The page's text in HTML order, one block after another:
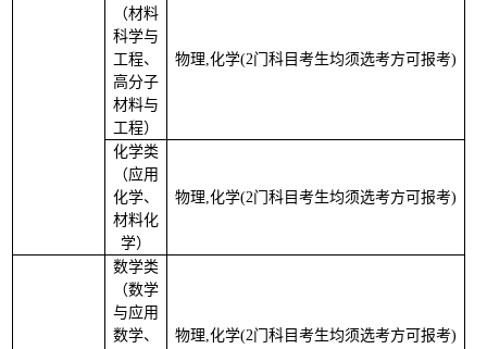
（材料
科学与
工程、
高分子
材料与
工程）
物理,化学(2门科目考生均须选考方可报考)
化学类
（应用
化学、
材料化
学）
物理,化学(2门科目考生均须选考方可报考)
数学类
（数学
与应用
数学、
物理,化学(2门科目考生均须选考方可报考)